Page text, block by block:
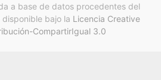
a base de datos procedentes del
disponible bajo la Licencia Creative
CompartirIgual 3.0